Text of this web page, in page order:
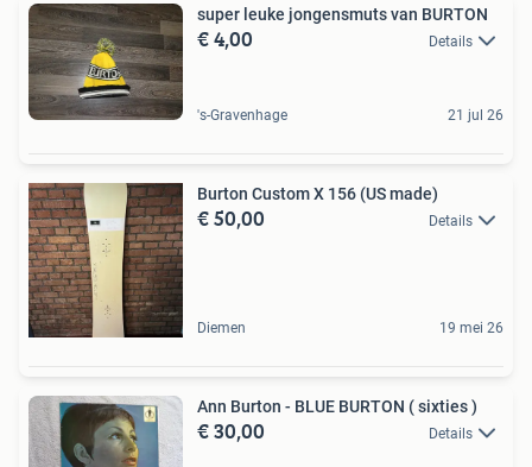
super leuke jongensmuts van BURTON
€ 4,00 Details
's-Gravenhage 21 jul 26
Burton Custom X 156 (US made)
€ 50,00 Details
Diemen 19 mei 26
Ann Burton - BLUE BURTON ( sixties )
€ 30,00 Details